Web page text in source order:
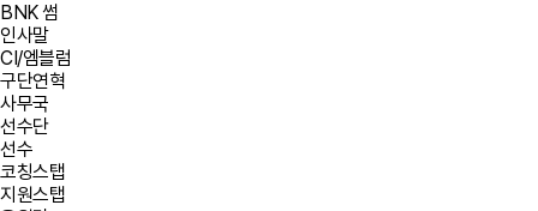
BNK 썸
인사말
CI/엠블럼
구단연혁
사무국
선수단
선수
코칭스탭
지원스탭